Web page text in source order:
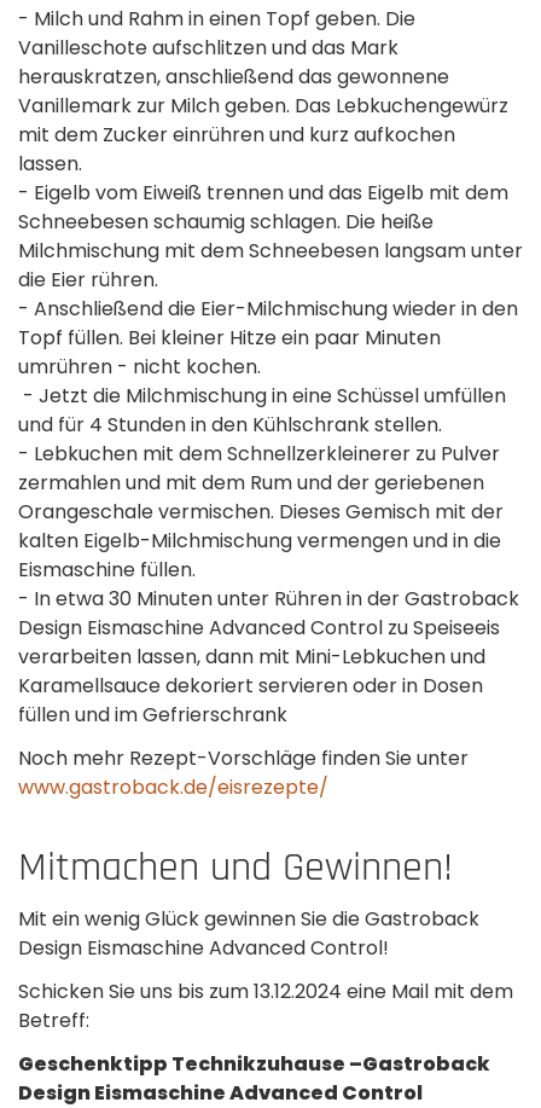
- Milch und Rahm in einen Topf geben. Die
Vanilleschote aufschlitzen und das Mark
herauskratzen, anschließend das gewonnene
Vanillemark zur Milch geben. Das Lebkuchengewürz
mit dem Zucker einrühren und kurz aufkochen
lassen.
- Eigelb vom Eiweiß trennen und das Eigelb mit dem
Schneebesen schaumig schlagen. Die heiße
Milchmischung mit dem Schneebesen langsam unter
die Eier rühren.
- Anschließend die Eier-Milchmischung wieder in den
Topf füllen. Bei kleiner Hitze ein paar Minuten
umrühren - nicht kochen.
- Jetzt die Milchmischung in eine Schüssel umfüllen
und für 4 Stunden in den Kühlschrank stellen.
- Lebkuchen mit dem Schnellzerkleinerer zu Pulver
zermahlen und mit dem Rum und der geriebenen
Orangeschale vermischen. Dieses Gemisch mit der
kalten Eigelb-Milchmischung vermengen und in die
Eismaschine füllen.
- In etwa 30 Minuten unter Rühren in der Gastroback
Design Eismaschine Advanced Control zu Speiseeis
verarbeiten lassen, dann mit Mini-Lebkuchen und
Karamellsauce dekoriert servieren oder in Dosen
füllen und im Gefrierschrank
Noch mehr Rezept-Vorschläge finden Sie unter
www.gastroback.de/eisrezepte/
Mitmachen und Gewinnen!
Mit ein wenig Glück gewinnen Sie die Gastroback
Design Eismaschine Advanced Control!
Schicken Sie uns bis zum 13.12.2024 eine Mail mit dem
Betreff:
Geschenktipp Technikzuhause –Gastroback
Design Eismaschine Advanced Control